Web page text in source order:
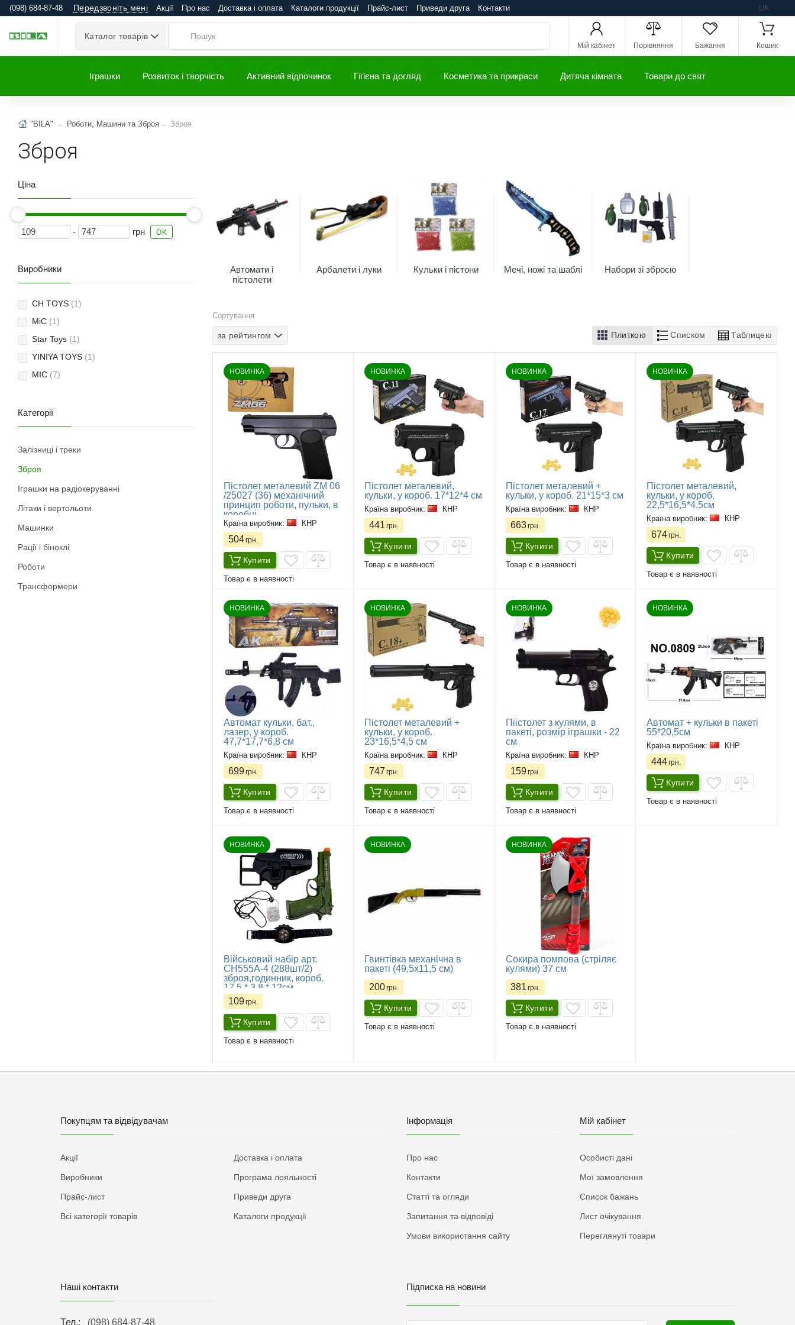
(098) 684-87-48 Передзвоніть мені Акції Про нас Доставка і оплата Каталоги продукції Прайс-лист Приведи друга Контакти UK
Каталог товарів
Мій кабінет Порівняння Бажання Кошик
Іграшки Розвиток і творчість Активний відпочинок Гігієна та догляд Косметика та прикраси Дитяча кімната Товари до свят
"BILA" Роботи, Машини та Зброя Зброя
Зброя
Автомати і
пістолети
Арбалети і луки Кульки і пістони Мечі, ножі та шаблі Набори зі зброєю
Сортування
за рейтингом Плиткою Списком Таблицею
НОВИНКА
Пістолет металевий ZM 06
/25027 (36) механічний
принцип роботи, пульки, в
коробці
Країна виробник: КНР
504грн.
Купити
Товар є в наявності
НОВИНКА
Пістолет металевий,
кульки, у короб. 17*12*4 см
Країна виробник: КНР
441 грн.
Купити
Товар є в наявності
НОВИНКА
Пістолет металевий +
кульки, у короб. 21*15*3 см
Країна виробник: КНР
663грн.
Купити
Товар є в наявності
НОВИНКА
Пістолет металевий,
кульки, у короб.
22,5*16,5*4,5см
Країна виробник: КНР
674грн.
Купити
Товар є в наявності
НОВИНКА
Автомат кульки, бат.,
лазер, у короб.
47,7*17,7*6,8 см
Країна виробник: КНР
699грн.
Купити
Товар є в наявності
НОВИНКА
Пістолет металевий +
кульки, у короб.
23*16,5*4,5 см
Країна виробник: КНР
747 грн.
Купити
Товар є в наявності
НОВИНКА
Піістолет з кулями, в
пакеті, розмір іграшки - 22
см
Країна виробник: КНР
159грн.
Купити
Товар є в наявності
НОВИНКА
Автомат + кульки в пакеті
55*20,5см
Країна виробник: КНР
444грн.
Купити
Товар є в наявності
НОВИНКА
Військовий набір арт.
CH555A-4 (288шт/2)
зброя,годинник, короб.
17,5 * 3,8 * 12см
109грн.
Купити
Товар є в наявності
НОВИНКА
Гвинтівка механічна в
пакеті (49,5х11,5 см)
200грн.
Купити
Товар є в наявності
НОВИНКА
Сокира помпова (стріляє
кулями) 37 см
381грн.
Купити
Товар є в наявності
Ціна
- грн OK
Виробники
CH TOYS (1)
MiC (1)
Star Toys (1)
YINIYA TOYS (1)
МІС (7)
Категорії
Залізниці і треки
Зброя
Іграшки на радіокеруванні
Літаки і вертольоти
Машинки
Рації і біноклі
Роботи
Трансформери
Покупцям та відвідувачам
Акції
Виробники
Прайс-лист
Всі категорії товарів
Доставка і оплата
Програма лояльності
Приведи друга
Каталоги продукції
Інформація
Про нас
Контакти
Статті та огляди
Запитання та відповіді
Умови використання сайту
Мій кабінет
Особисті дані
Мої замовлення
Список бажань
Лист очікування
Переглянуті товари
Наші контакти
Тел.: (098) 684-87-48
Підписка на новини